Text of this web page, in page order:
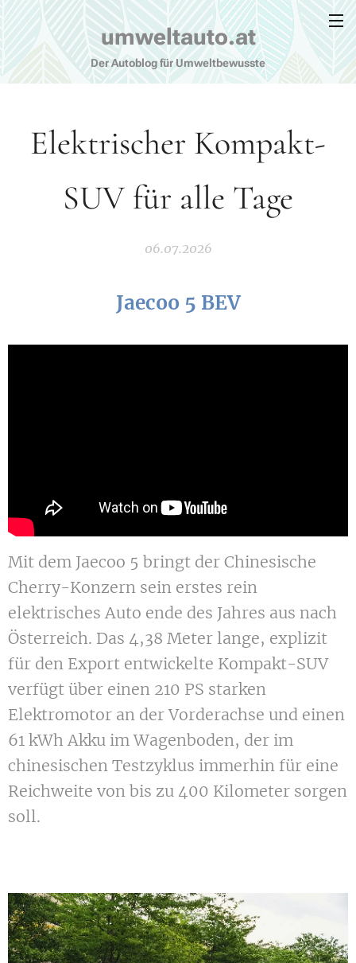
umweltauto.at
Der Autoblog für Umweltbewusste
Elektrischer Kompakt-
SUV für alle Tage
06.07.2026
Jaecoo 5 BEV
Mit dem Jaecoo 5 bringt der Chinesische
Cherry-Konzern sein erstes rein
elektrisches Auto ende des Jahres aus nach
Österreich. Das 4,38 Meter lange, explizit
für den Export entwickelte Kompakt-SUV
verfügt über einen 210 PS starken
Elektromotor an der Vorderachse und einen
61 kWh Akku im Wagenboden, der im
chinesischen Testzyklus immerhin für eine
Reichweite von bis zu 400 Kilometer sorgen
soll.